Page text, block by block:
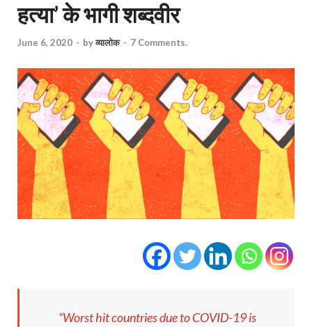
हत्या’ के भागी शब्दवीर
June 6, 2020 - byव्यालोक - 7 Comments.
“Worst hit countries due to COVID-19 is